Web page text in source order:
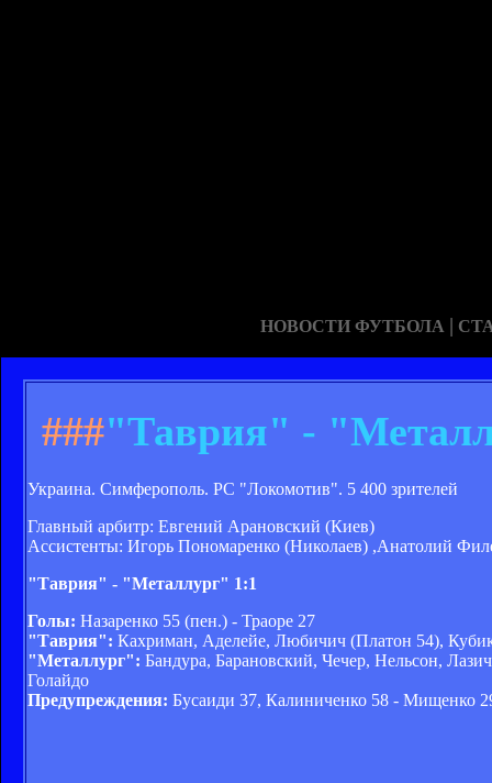
НОВОСТИ ФУТБОЛА |
###"Таврия" -
Украина. Симферополь. РС "Локомотив". 5 400 зрителей
Главный арбитр: Евгений Арановский (Киев)
Ассистенты: Игорь Пономаренко (Николаев) ,Анатолий
"Таврия" - "Металлург" 1:1
Голы: Назаренко 55 (пен.) - Траоре 27
"Таврия": Кахриман, Аделейе, Любичич (Платон 54),
"Металлург": Бандура, Барановский, Чечер, Нельсон,
Голайдо
Предупреждения: Бусаиди 37, Калиниченко 58 - Мищенко